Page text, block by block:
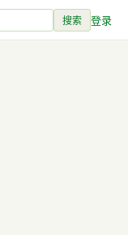
搜索 登录